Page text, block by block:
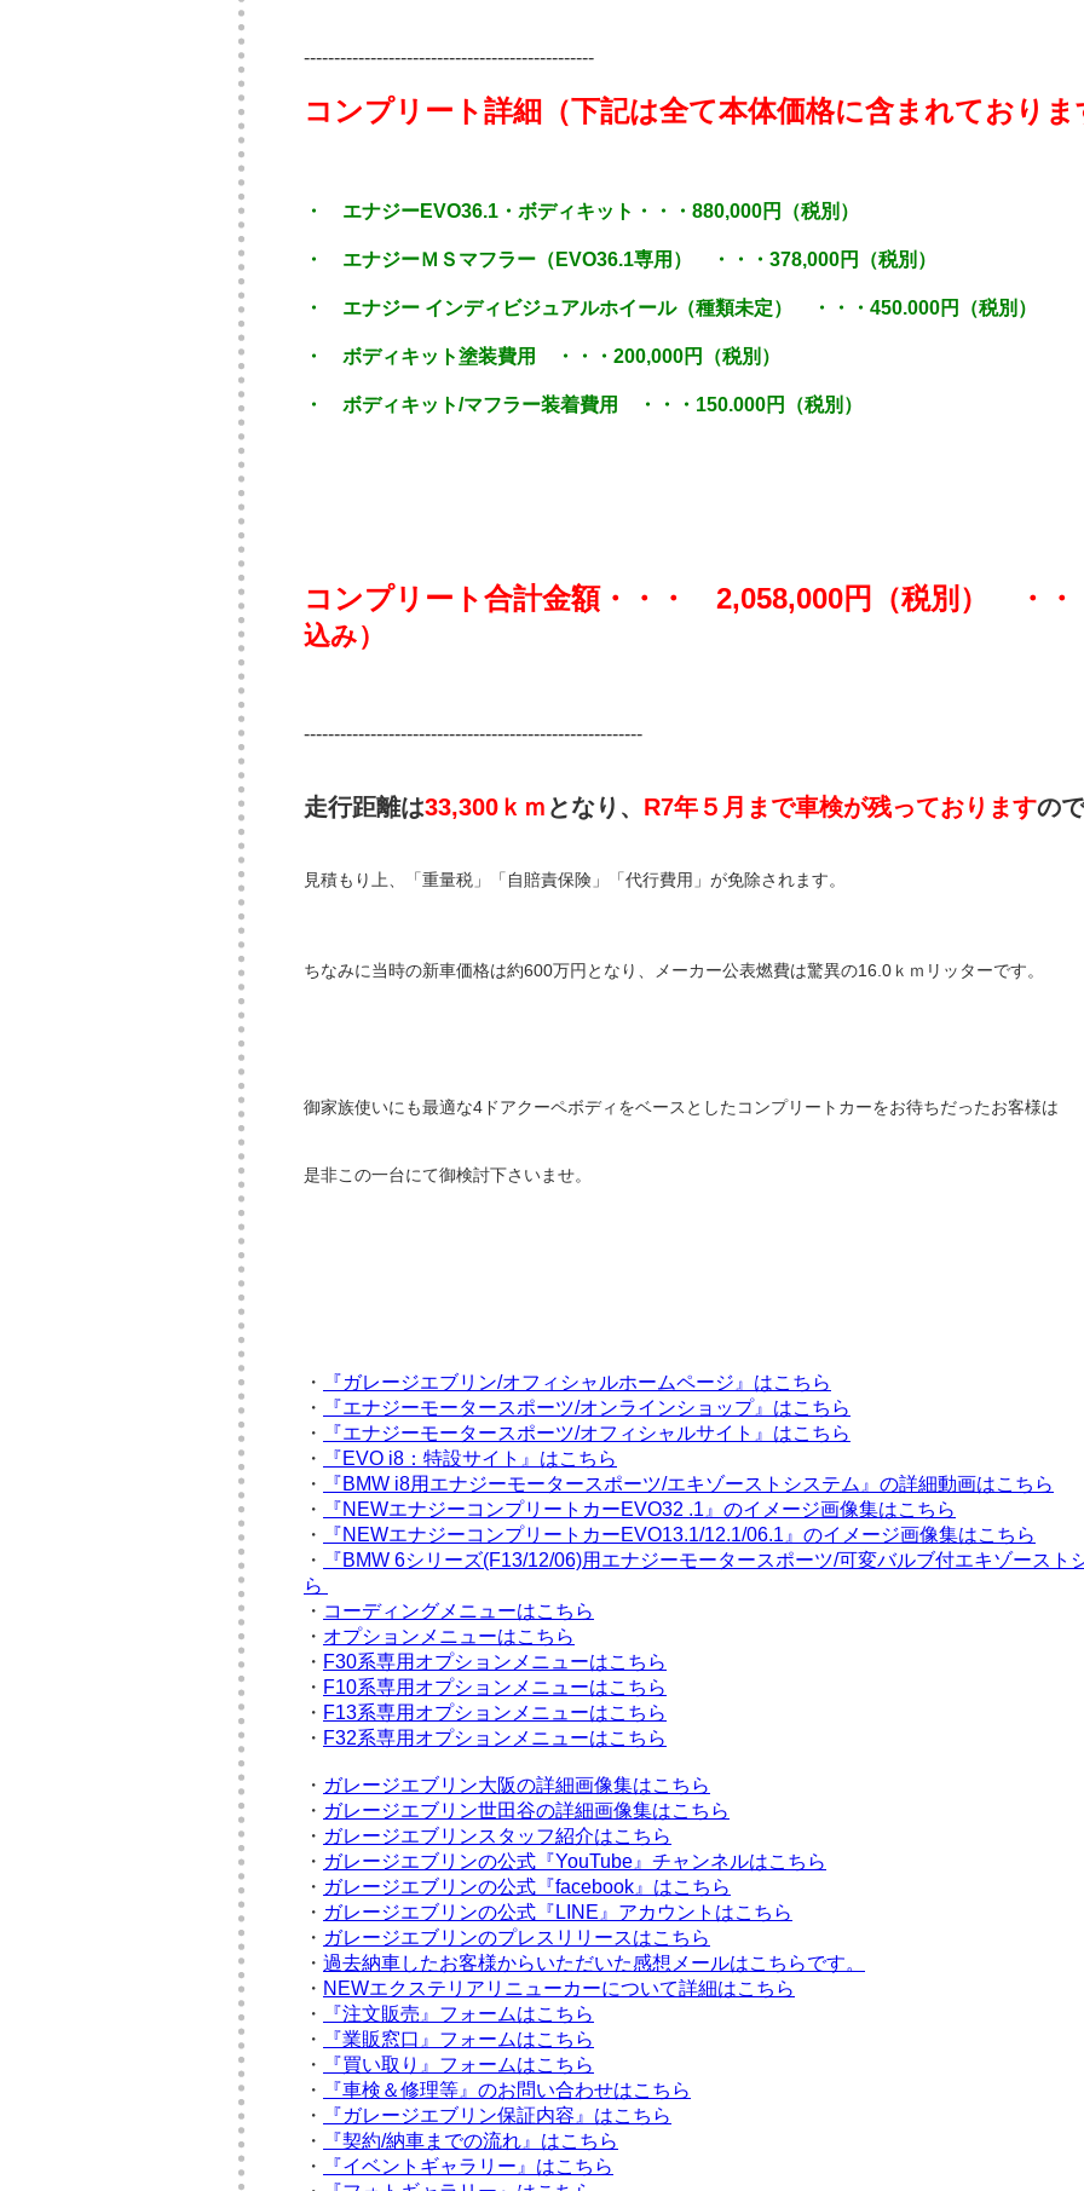
------------------------------------------------
コンプリート詳細（下記は全て本体価格に含まれておりま
・ エナジーEVO36.1 ・ボディキット・・・880,000円（税別）
・ エナジーＭＳマフラー（EVO36.1専用） ・・・378,000円（税別）
・ エナジー インディビジュアルホイール（種類未定） ・・・450.000円（税別）
・ ボディキット塗装費用 ・・・200,000円（税別）
・ ボディキット/マフラー装着費用 ・・・150.000円（税別）
コンプリート合計金額・・・ 2,058,000円（税別） ・・
込み）
--------------------------------------------------------
走行距離は33,300ｋｍ となり、 R7年５月まで車検が残っておりますので
見積もり上、「重量税」「自賠責保険」「代行費用」が免除されます。
ちなみに当時の新車価格は約600万円となり、メーカー公表燃費は驚異の16.0ｋｍリッターです。
御家族使いにも最適な4ドアクーペボディをベースとしたコンプリートカーをお待ちだったお客様は
是非この一台にて御検討下さいませ。
・
『ガレージエブリン/オフィシャルホームページ』はこちら
・
『エナジーモータースポーツ/オンラインショップ』はこちら
・
『エナジーモータースポーツ/オフィシャルサイト』はこちら
・
『EVO i8：特設サイト』はこちら
・
『BMW i8用エナジーモータースポーツ/エキゾーストシステム』の詳細動画はこちら
・
『NEWエナジーコンプリートカーEVO32 .1』のイメージ画像集はこちら
・
『NEWエナジーコンプリートカーEVO13.1/12.1/06.1』のイメージ画像集はこちら
・
『BMW 6シリーズ(F13/12/06)用エナジーモータースポーツ/可変バルブ付エキゾースト
ら
・ コーディングメニューはこちら
・ オプションメニューはこちら
・ F30系専用オプションメニューはこちら
・ F10系専用オプションメニューはこちら
・ F13系専用オプションメニューはこちら
・ F32系専用オプションメニューはこちら
・ ガレージエブリン大阪の詳細画像集はこちら
・ ガレージエブリン世田谷の詳細画像集はこちら
・ ガレージエブリンスタッフ紹介はこちら
・ ガレージエブリンの公式『YouTube』チャンネルはこちら
・ ガレージエブリンの公式『facebook』はこちら
・ ガレージエブリンの公式『LINE』アカウントはこちら
・ ガレージエブリンのプレスリリースはこちら
・ 過去納車したお客様からいただいた感想メールはこちらです。
・ NEWエクステリアリニューカーについて詳細はこちら
・
『注文販売』フォームはこちら
・
『業販窓口』フォームはこちら
・
『買い取り』フォームはこちら
・
『車検＆修理等』のお問い合わせはこちら
・
『ガレージエブリン保証内容』はこちら
・
『契約/納車までの流れ』はこちら
・
『イベントギャラリー』はこちら